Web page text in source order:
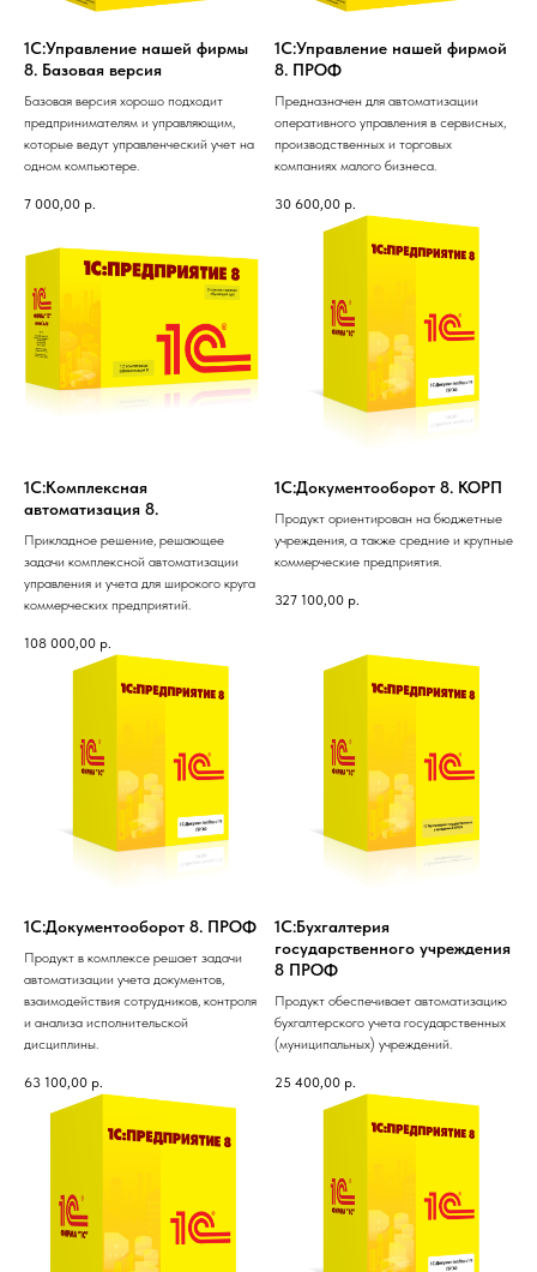
1С:Управление нашей фирмы
8. Базовая версия
Базовая версия хорошо подходит
предпринимателям и управляющим,
которые ведут управленческий учет на
одном компьютере.
7 000,00 р.
1С:Управление нашей фирмой
8. ПРОФ
Предназначен для автоматизации
оперативного управления в сервисных,
производственных и торговых
компаниях малого бизнеса.
30 600,00 р.
1С:Комплексная
автоматизация 8.
Прикладное решение, решающее
задачи комплексной автоматизации
управления и учета для широкого круга
коммерческих предприятий.
108 000,00 р.
1С:Документооборот 8. КОРП
Продукт ориентирован на бюджетные
учреждения, а также средние и крупные
коммерческие предприятия.
327 100,00 р.
1С:Документооборот 8. ПРОФ
Продукт в комплексе решает задачи
автоматизации учета документов,
взаимодействия сотрудников, контроля
и анализа исполнительской
дисциплины.
63 100,00 р.
1С:Бухгалтерия
государственного учреждения
8 ПРОФ
Продукт обеспечивает автоматизацию
бухгалтерского учета государственных
(муниципальных) учреждений.
25 400,00 р.